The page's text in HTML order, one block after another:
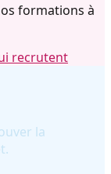
formations à
recrutent
la